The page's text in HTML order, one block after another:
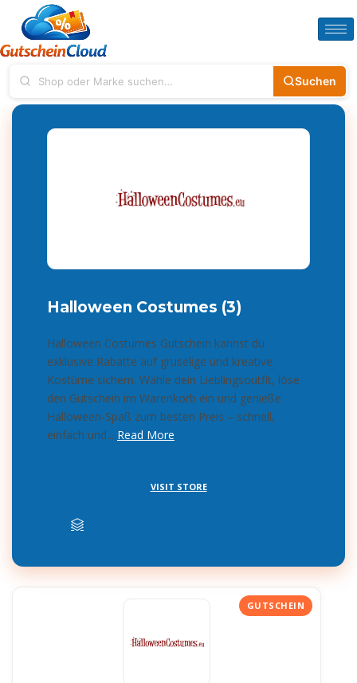
Suchen
Halloween Costumes (3)
Halloween Costumes Gutschein kannst du
exklusive Rabatte auf gruselige und kreative
Kostüme sichern. Wähle dein Lieblingsoutfit, löse
den Gutschein im Warenkorb ein und genieße
Halloween-Spaß zum besten Preis – schnell,
einfach und... Read More
VISIT STORE